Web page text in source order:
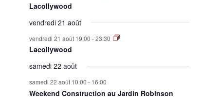
Lacollywood
vendredi 21 août
vendredi 21 août 19:00 -23:30
Lacollywood
samedi 22 août
samedi 22 août 10:00 - 16:00
Weekend Construction au Jardin Robinson